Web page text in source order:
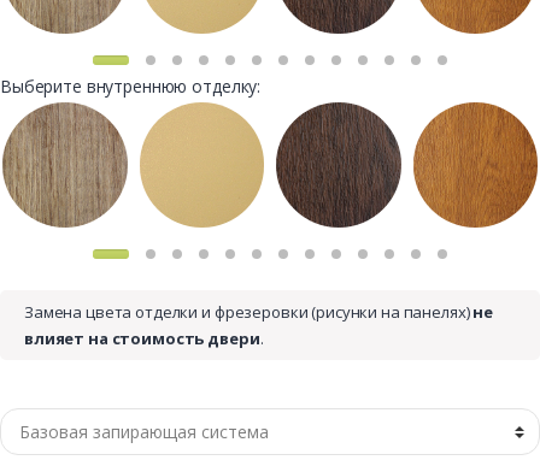
Выберите внутреннюю отделку:
Замена цвета отделки и фрезеровки (рисунки на панелях)не
влияет на стоимость двери.